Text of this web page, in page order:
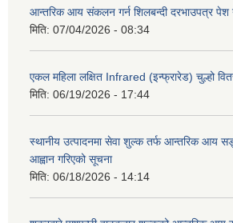
आन्तरिक आय संकलन गर्न शिलबन्दी दरभाउपत्र पेश
मिति: 07/04/2026 - 08:34
एकल महिला लक्षित Infrared (इन्फ्रारेड) चुल्हो
मिति: 06/19/2026 - 17:44
स्थानीय उत्पादनमा सेवा शुल्क तर्फ आन्तरिक आय
आह्वान गरिएको सूचना
मिति: 06/18/2026 - 14:14